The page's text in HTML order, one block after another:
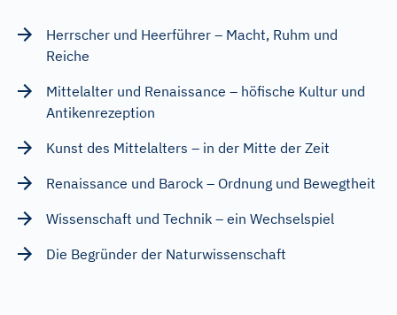
Herrscher und Heerführer – Macht, Ruhm und
Reiche
Mittelalter und Renaissance – höfische Kultur und
Antikenrezeption
Kunst des Mittelalters – in der Mitte der Zeit
Renaissance und Barock – Ordnung und Bewegtheit
Wissenschaft und Technik – ein Wechselspiel
Die Begründer der Naturwissenschaft